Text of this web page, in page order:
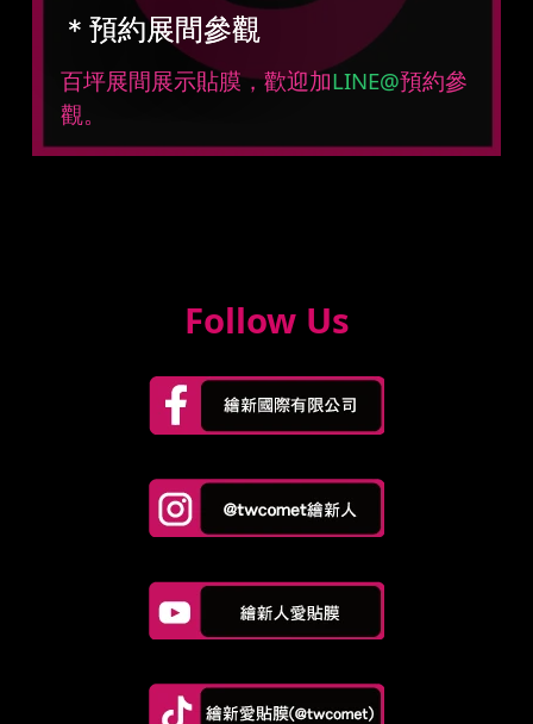
＊預約展間參觀
百坪展間展示貼膜，歡迎加LINE@預約參
觀。
Follow Us